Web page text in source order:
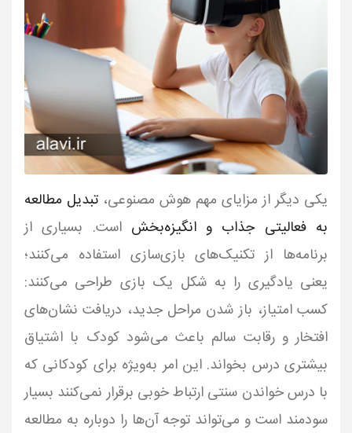
یکی دیگر از مزایای مهم هوش مصنوعی، تبدیل مطالعه
به فعالیتی جذاب و انگیزه‌بخش است. بسیاری از
برنامه‌ها از تکنیک‌های بازی‌سازی استفاده می‌کنند؛
یعنی یادگیری را به شکل یک بازی طراحی می‌کنند:
کسب امتیاز، باز شدن مراحل جدید، دریافت نشان‌های
افتخار و رقابت سالم باعث می‌شود کودک با اشتیاق
بیشتری درس بخواند. این امر به‌ویژه برای کودکانی که
با درس خواندن سنتی ارتباط خوبی برقرار نمی‌کنند بسیار
سودمند است و می‌تواند توجه آن‌ها را دوباره به مطالعه